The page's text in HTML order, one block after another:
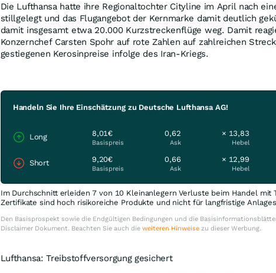
Die Lufthansa hatte ihre Regionaltochter Cityline im April nach
stillgelegt und das Flugangebot der Kernmarke damit deutlich
damit insgesamt etwa 20.000 Kurzstreckenflüge weg. Damit
Konzernchef Carsten Spohr auf rote Zahlen auf zahlreichen
gestiegenen Kerosinpreise infolge des Iran-Kriegs.
Handeln Sie Ihre Einschätzung zu Deutsche Lufthansa AG!
Long 8,01€
Basispreis
0,62
Ask
× 13,83
Hebel
Short 9,20€
Basispreis
0,66
Ask
× 12,99
Hebel
Im Durchschnitt erleiden 7 von 10 Kleinanlegern Verluste beim Handel mit
Zertifikate sind hoch risikoreiche Produkte und nicht für langfristige
Den Basisprospekt sowie die Endgültigen Bedingungen und die
Disclaimer Dokument. Beachten Sie auch die weiteren Hinweisezu dieser Werbung.
Lufthansa: Treibstoffversorgung gesichert